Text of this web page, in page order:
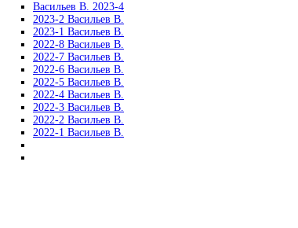
Васильев В. 2023-4
2023-2 Васильев В.
2023-1 Васильев В.
2022-8 Васильев В.
2022-7 Васильев В.
2022-6 Васильев В.
2022-5 Васильев В.
2022-4 Васильев В.
2022-3 Васильев В.
2022-2 Васильев В.
2022-1 Васильев В.